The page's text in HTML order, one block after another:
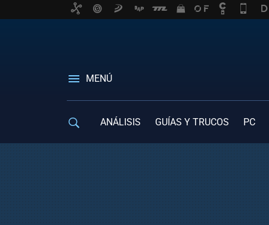
MENÚ
ANÁLISIS GUÍAS Y TRUCOS PC